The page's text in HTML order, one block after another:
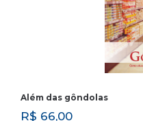
Além das gôndolas
R$ 66,00